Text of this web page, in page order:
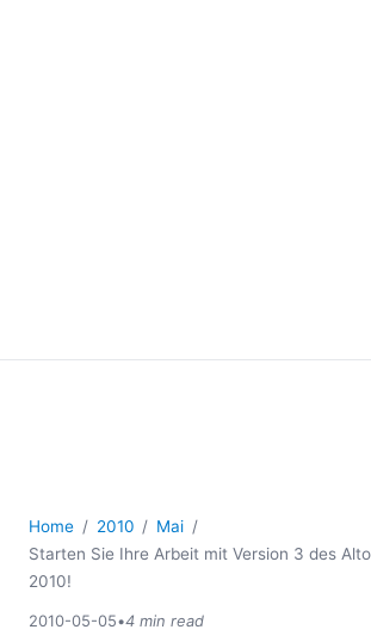
Home 2010
Mai
Starten Sie Ihre Arbeit mit Version 3 des
2010!
2010-05-05•4 min read